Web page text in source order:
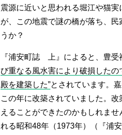
震源に近いと思われる堀江や猫
が、この地震で謎の橋が落ち、
うか？
『浦安町誌 上』によると、豊受
び重なる風水害により破損した
殿を建築した とされています。
この年に改築されていました。
えることができたのかもしれま
れる昭和48年（1973年）（『浦